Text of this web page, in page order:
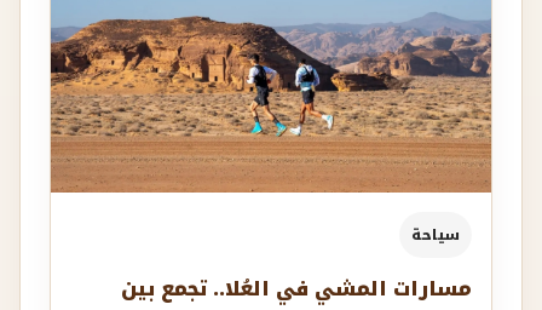
سياحة
مسارات المشي في العُلا.. تجمع بين